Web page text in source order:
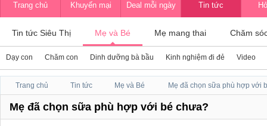
Trang chủ Khuyến mại Deal mỗi ngày Tin tức
Tin tức Siêu Thị Mẹ và Bé Mẹ mang thai Chăm
Dạy con Chăm con Dinh dưỡng bà bầu Kinh nghiệm đi đẻ Video
Trang chủ Tin tức Mẹ và Bé Mẹ đã chọn sữa phù hợp với
Mẹ đã chọn sữa phù hợp với bé chưa?